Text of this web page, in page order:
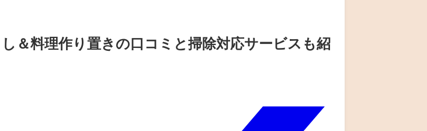
＆料理作り置きの口コミと掃除対応サービスも紹